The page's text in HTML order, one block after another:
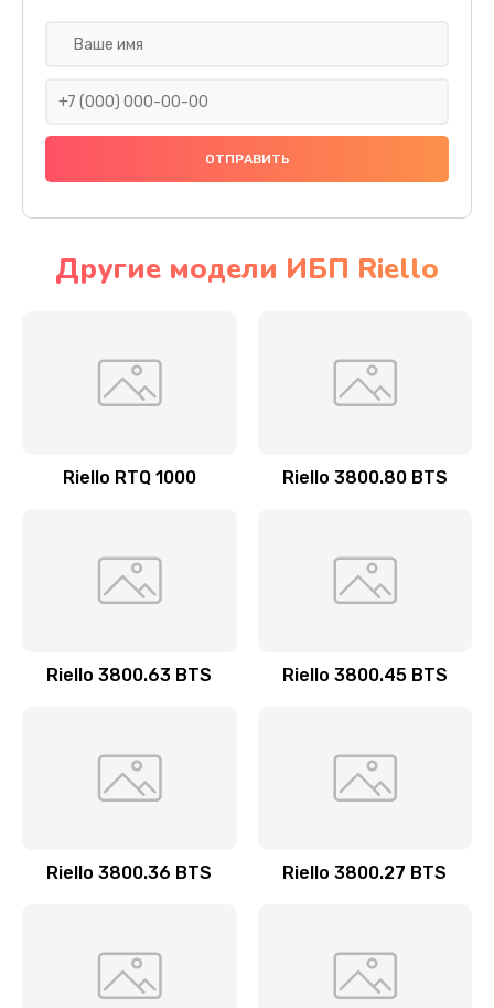
Другие модели ИБП Riello
Riello RTQ 1000 Riello 3800.80 BTS
Riello 3800.63 BTS Riello 3800.45 BTS
Riello 3800.36 BTS Riello 3800.27 BTS